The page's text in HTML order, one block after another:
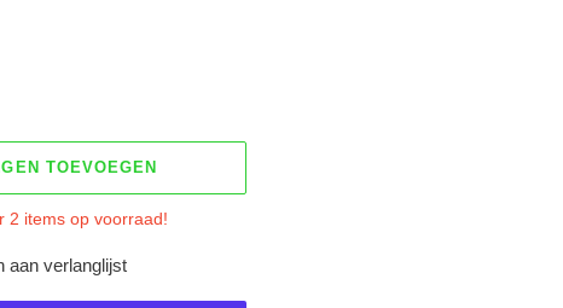
TOEVOEGEN
2 items op voorraad!
aan verlanglijst